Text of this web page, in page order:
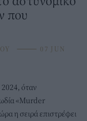
που
⸻ 07 JUN
2024, όταν
«Murder
η σειρά επιστρέφει